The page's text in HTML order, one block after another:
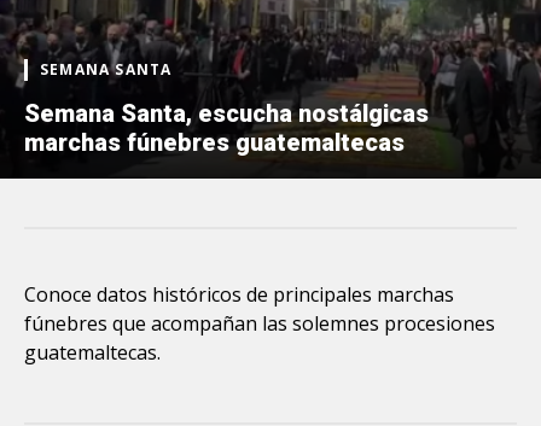
SEMANA SANTA
Semana Santa, escucha nostálgicas
marchas fúnebres guatemaltecas
Conoce datos históricos de principales marchas
fúnebres que acompañan las solemnes procesiones
guatemaltecas.